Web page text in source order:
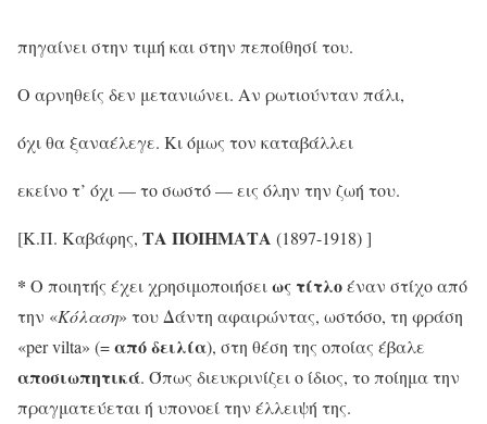
πηγαίνει στην τιμή και στην πεποίθησί του.
Ο αρνηθείς δεν μετανιώνει. Αν ρωτιούνταν πάλι,
όχι θα ξαναέλεγε. Κι όμως τον καταβάλλει
εκείνο τ’ όχι — το σωστό — εις όλην την ζωή του.
[Κ.Π. Καβάφης, ΤΑ ΠΟΙΗΜΑΤΑ (1897-1918) ]
* Ο ποιητής έχει χρησιμοποιήσειως τίτλοέναν στίχο από
την «Κόλαση» του Δάντη αφαιρώντας, ωστόσο, τη φράση
«per vilta» (=από δειλία), στη θέση της οποίας έβαλε
αποσιωπητικά. Όπως διευκρινίζει ο ίδιος, το ποίημα την
πραγματεύεται ή υπονοεί την έλλειψή της.